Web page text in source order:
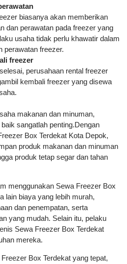
biasanya akan memberikan
dan perawatan pada freezer yang
usaha tidak perlu khawatir dalam
perawatan freezer.
freezer
perusahaan rental freezer
kembali freezer yang disewa
makanan dan minuman,
sangatlah penting.Dengan
Box Terdekat Kota Depok,
produk makanan dan minuman
produk tetap segar dan tahan
menggunakan Sewa Freezer Box
lain biaya yang lebih murah,
dan penempatan, serta
yang mudah. Selain itu, pelaku
Sewa Freezer Box Terdekat
mereka.
Box Terdekat yang tepat,